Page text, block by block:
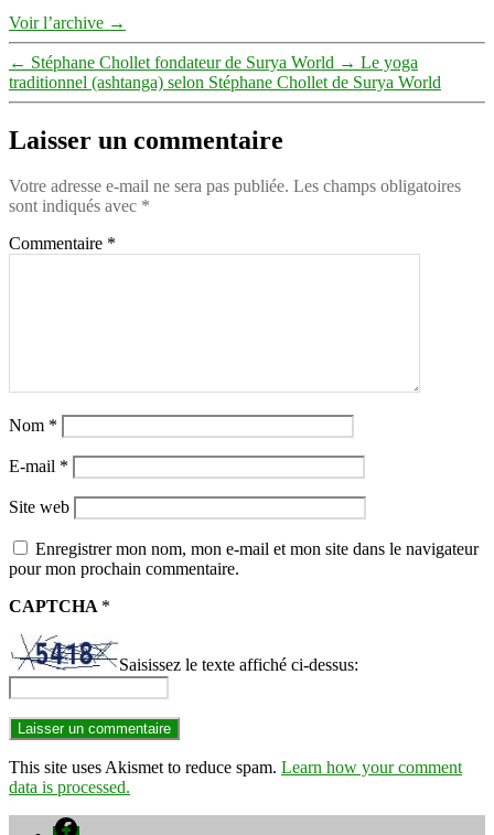
Voir l’archive →
← Stéphane Chollet fondateur de Surya World → Le yoga
traditionnel (ashtanga) selon Stéphane Chollet de Surya World
Laisser un commentaire
Votre adresse e-mail ne sera pas publiée. Les champs obligatoires
sont indiqués avec *
Commentaire *
Nom *
E-mail *
Site web
Enregistrer mon nom, mon e-mail et mon site dans le navigateur
pour mon prochain commentaire.
CAPTCHA *
Saisissez le texte affiché ci-dessus:
This site uses Akismet to reduce spam. Learn how your comment
data is processed.
Facebook